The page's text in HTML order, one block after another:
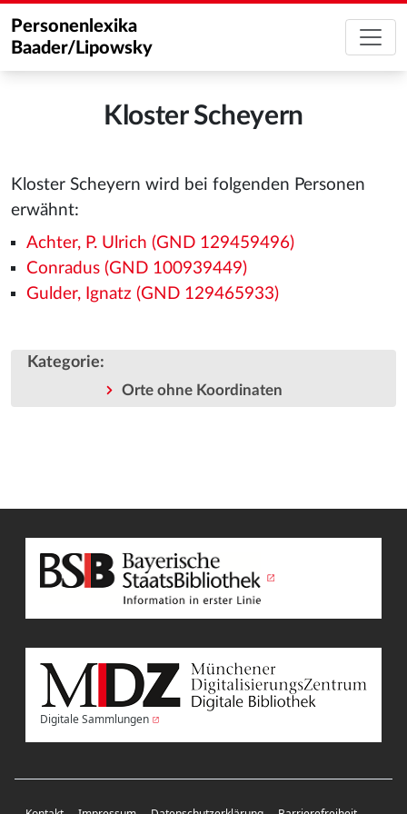
Personenlexika
Baader/Lipowsky
Kloster Scheyern
Kloster Scheyern wird bei folgenden Personen
erwähnt:
Achter, P. Ulrich (GND 129459496)
Conradus (GND 100939449)
Gulder, Ignatz (GND 129465933)
Kategorie:
Orte ohne Koordinaten
Digitale Sammlungen